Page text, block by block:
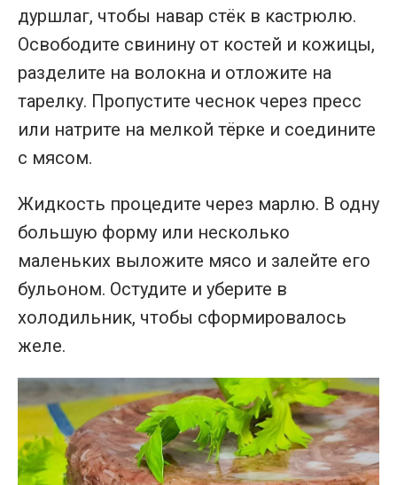
дуршлаг, чтобы навар стёк в кастрюлю.
Освободите свинину от костей и кожицы,
разделите на волокна и отложите на
тарелку. Пропустите чеснок через пресс
или натрите на мелкой тёрке и соедините
с мясом.
Жидкость процедите через марлю. В одну
большую форму или несколько
маленьких выложите мясо и залейте его
бульоном. Остудите и уберите в
холодильник, чтобы сформировалось
желе.